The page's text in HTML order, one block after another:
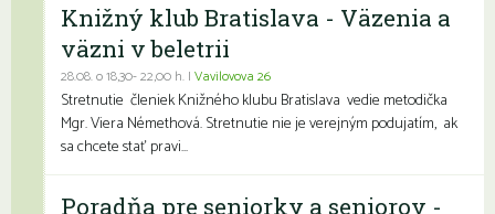
Knižný klub Bratislava - Väzenia a
väzni v beletrii
28.08. o 18,30- 22,00 h. | Vavilovova 26
Stretnutie členiek Knižného klubu Bratislava vedie metodička
Mgr. Viera Némethová. Stretnutie nie je verejným podujatím, ak
sa chcete stať pravi...
Poradňa pre seniorky a seniorov -